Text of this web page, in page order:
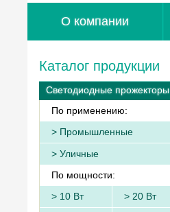
О компании
Каталог продукции
Светодиодные прожекторы
По применению:
Промышленные
Уличные
По мощности:
10 Вт
20 Вт